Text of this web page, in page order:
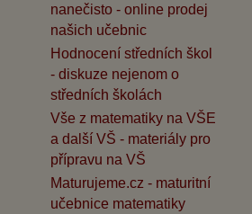
nanečisto - online prodej
našich učebnic
Hodnocení středních škol
- diskuze nejenom o
středních školách
Vše z matematiky na VŠE
a další VŠ - materiály pro
přípravu na VŠ
Maturujeme.cz - maturitní
učebnice matematiky